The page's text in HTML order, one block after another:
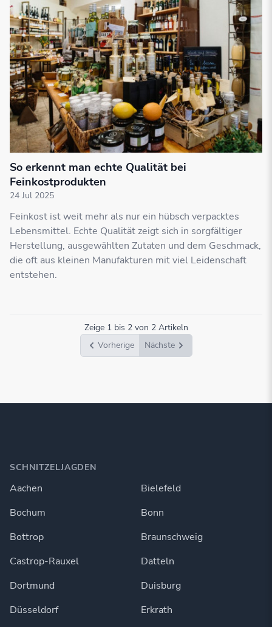
So erkennt man echte Qualität bei
Feinkostprodukten
24 Jul 2025
Feinkost ist weit mehr als nur ein hübsch verpacktes
Lebensmittel. Echte Qualität zeigt sich in sorgfältiger
Herstellung, ausgewählten Zutaten und dem Geschmack,
die oft aus kleinen Manufakturen mit viel Leidenschaft
entstehen.
Zeige 1bis 2von 2 Artikeln
Vorherige
Nächste
SCHNITZELJAGDEN
Aachen
Bielefeld
Bochum
Bonn
Bottrop
Braunschweig
Castrop-Rauxel
Datteln
Dortmund
Duisburg
Düsseldorf
Erkrath